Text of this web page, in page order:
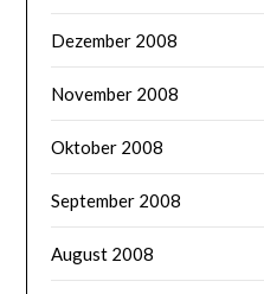
Dezember 2008
November 2008
Oktober 2008
September 2008
August 2008